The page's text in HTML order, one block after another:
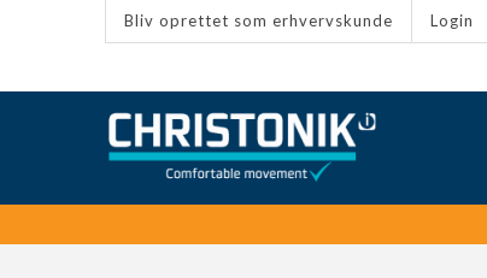
Bliv oprettet som erhvervskunde Login